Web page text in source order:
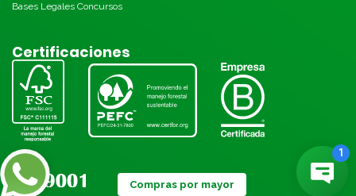
Bases Legales Concursos
Certificaciones
Compras por mayor